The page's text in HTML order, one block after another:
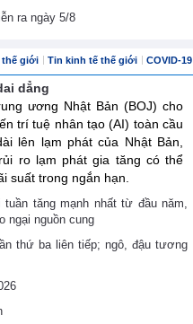
ra ngày 5/8
thế giới Tin kinh tế thế giới COVID-19
dẳng
ương Nhật Bản (BOJ) cho
trí tuệ nhân tạo (AI) toàn cầu
lên lạm phát của Nhật Bản,
ro lạm phát gia tăng có thể
suất trong ngắn hạn.
tăng mạnh nhất từ đầu năm,
ngại nguồn cung
thứ ba liên tiếp; ngô, đậu tương